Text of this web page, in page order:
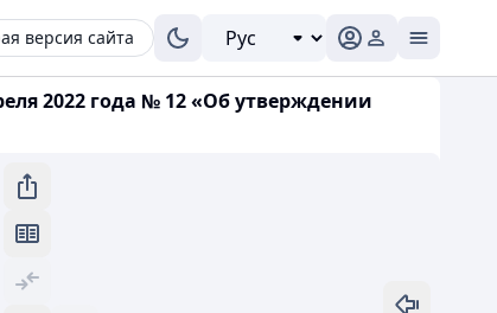
версия сайта
2022 года № 12 «Об утверждении